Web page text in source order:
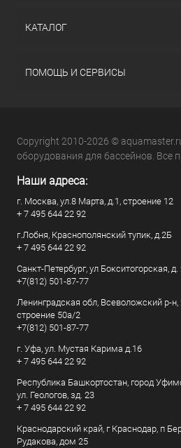
КАТАЛОГ
ПОМОЩЬ И СЕРВИСЫ
Copyright 2010-2026 ©
оборудования для бассейнов. Все
Наши адреса:
г. Москва, ул.8 Марта, д.1, строение 12
+ 7 495 644 22 92
г.Лобня, Краснополянский тупик, д.2Б
+ 7 495 644 22 92
Санкт-Петербург, ул Бокситогорская, д.
+7(812) 501-87-77
Ленинградская обл, Всеволожский р-
строение 50а/2
+7(812) 501-87-77
г. Уфа, ул. Мустая Карима д.16
+ 7 495 644 22 92
Республика Башкортостан, город
ул. Геологов, зд. 23
+ 7 495 644 22 92
Краснодарский край, г Краснодар, п
Рудакова, дом 25